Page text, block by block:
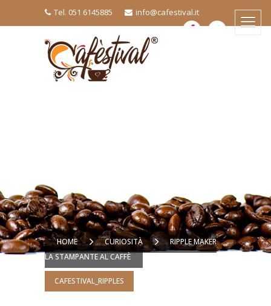
Tel. 051 6145885 info@cafestival.it
HOME CURIOSITÀ
RIPPLE MAKER
LA STAMPANTE AL CAFFÈ
CAFESTIVAL_RIPPLES